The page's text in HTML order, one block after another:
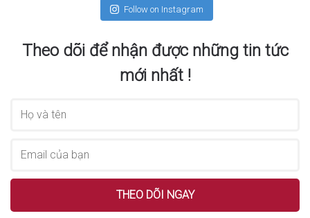
Follow on Instagram
Theo dõi để nhận được những tin tức
mới nhất !